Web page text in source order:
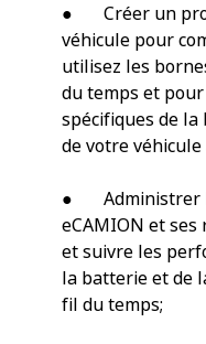
● Créer un
véhicule pour
utilisez les
du temps et
spécifiques de
de votre
● Administrer
eCAMION et ses
et suivre les
la batterie et de
fil du temps;